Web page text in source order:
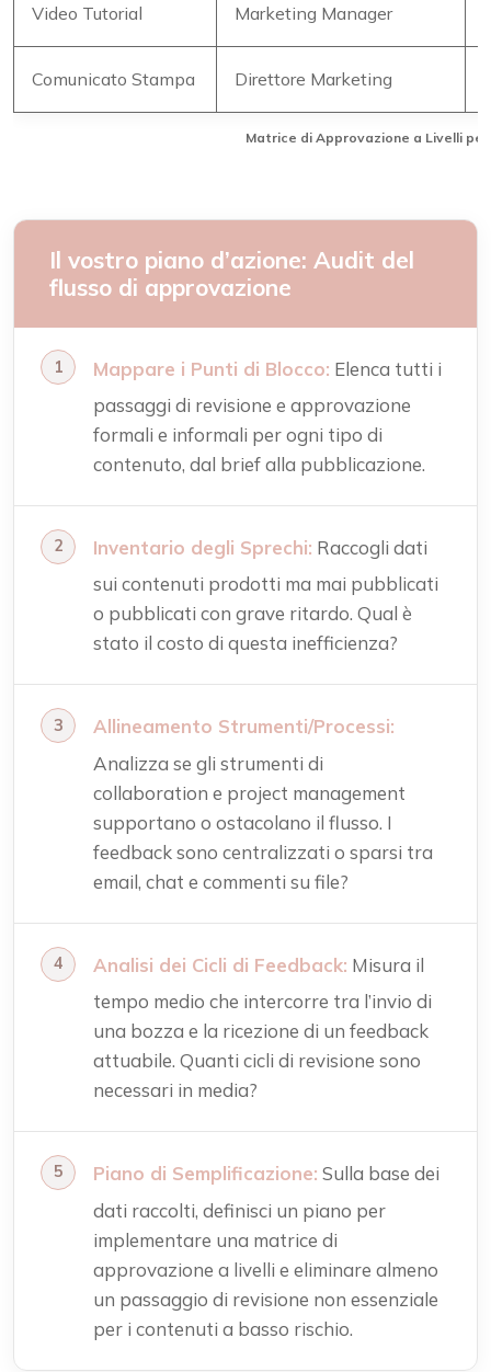
Matrice di Approvazione a Livelli
Video Tutorial Marketing Manager
Comunicato Stampa Direttore Marketing
Il vostro piano d’azione: Audit del
flusso di approvazione
Mappare i Punti di Blocco: Elenca tutti i
passaggi di revisione e approvazione
formali e informali per ogni tipo di
contenuto, dal brief alla pubblicazione.
Inventario degli Sprechi: Raccogli dati
sui contenuti prodotti ma mai pubblicati
o pubblicati con grave ritardo. Qual è
stato il costo di questa inefficienza?
Allineamento Strumenti/Processi:
Analizza se gli strumenti di
collaboration e project management
supportano o ostacolano il flusso. I
feedback sono centralizzati o sparsi tra
email, chat e commenti su file?
Analisi dei Cicli di Feedback: Misura il
tempo medio che intercorre tra l’invio di
una bozza e la ricezione di un feedback
attuabile. Quanti cicli di revisione sono
necessari in media?
Piano di Semplificazione: Sulla base dei
dati raccolti, definisci un piano per
implementare una matrice di
approvazione a livelli e eliminare almeno
un passaggio di revisione non essenziale
per i contenuti a basso rischio.